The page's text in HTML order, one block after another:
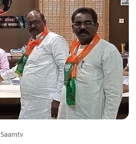
Saamtv